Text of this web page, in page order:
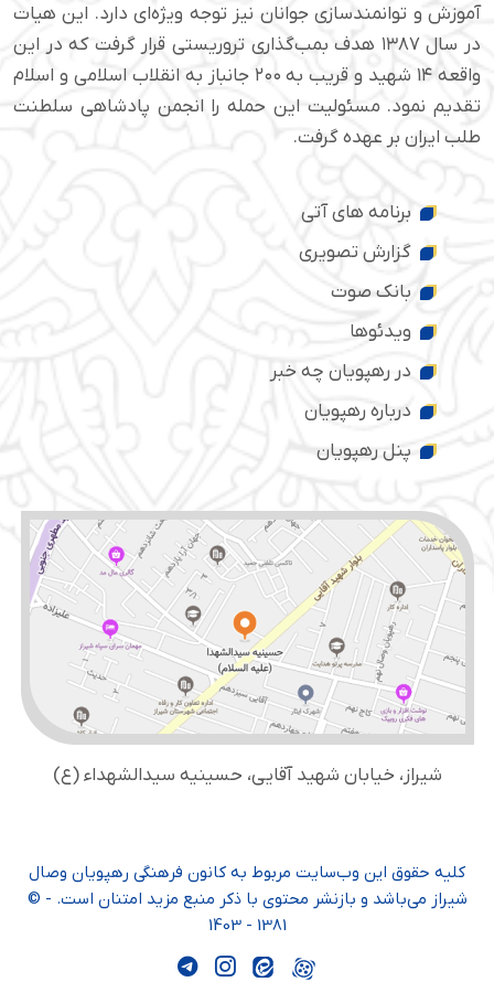
آموزش و توانمندسازی جوانان نیز توجه ویژه‌ای دارد. این هیات
در سال ۱۳۸۷ هدف بمب‌گذاری تروریستی قرار گرفت که در این
واقعه ۱۴ شهید و قریب به ۲۰۰ جانباز به انقلاب اسلامی و اسلام
تقدیم نمود. مسئولیت این حمله را انجمن پادشاهی سلطنت
طلب ایران بر عهده گرفت.
برنامه های آتی
گزارش تصویری
بانک صوت
ویدئوها
در رهپویان چه خبر
درباره رهپویان
پنل رهپویان
شیراز، خیابان شهید آقایی، حسینیه سید‌الشهداء (ع)
کلیه حقوق این وب‌سایت مربوط به کانون فرهنگی رهپویان وصال
شیراز می‌باشد و بازنشر محتوی با ذکر منبع مزید امتنان است. - ©
1381 - 1403